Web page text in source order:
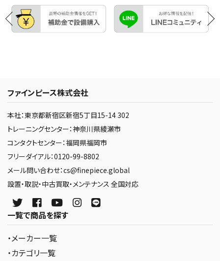
ファインピース株式会社
本社：東京都新宿区新宿5丁目15-14 302
トレーニングセンター：神奈川県綾瀬市
コンタクトセンター：福岡県福岡市
フリーダイアル：0120-99-8802
メール問い合わせ：cs@finepiece.global
設置・取説・中古買取・メンテナンス 全国対応
一覧で商品を探す
・メーカー一覧
・カテゴリ一覧